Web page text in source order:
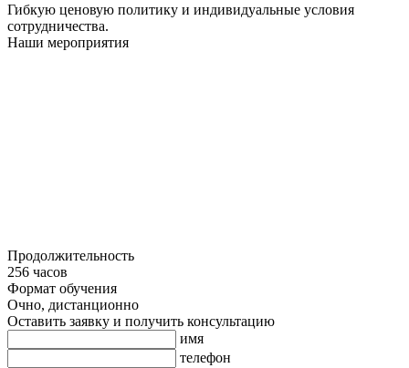
Гибкую ценовую политику и индивидуальные условия
сотрудничества.
Наши мероприятия
Продолжительность
256 часов
Формат обучения
Очно, дистанционно
Оставить заявку и получить консультацию
имя
телефон